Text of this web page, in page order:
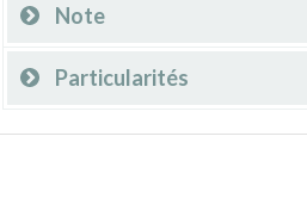
Note
Particularités